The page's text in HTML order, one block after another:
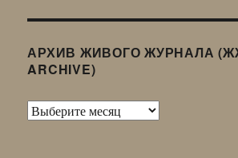
АРХИВ ЖИВОГО ЖУРНАЛА
ARCHIVE)
Архив